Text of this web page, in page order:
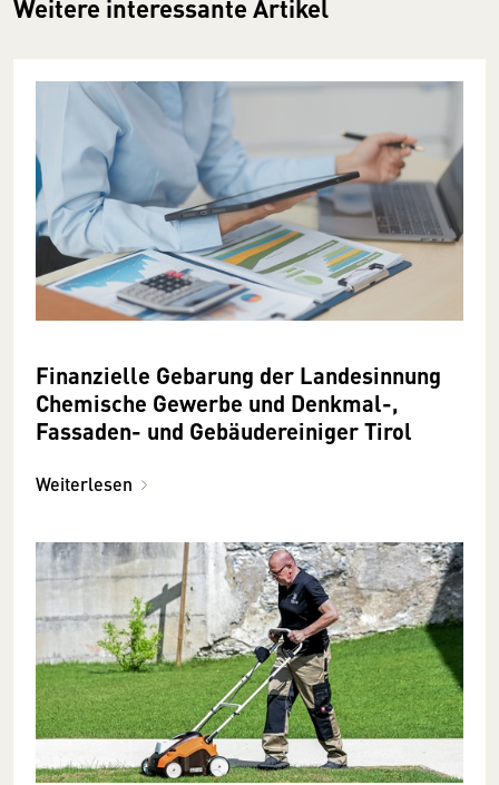
Weitere interessante Artikel
Finanzielle Gebarung der Landesinnung
Chemische Gewerbe und Denkmal-,
Fassaden- und Gebäudereiniger Tirol
Weiterlesen